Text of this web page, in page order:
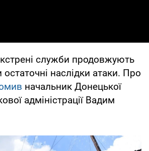
служби продовжують
наслідки атаки. Про
начальник Донецької
адміністрації Вадим